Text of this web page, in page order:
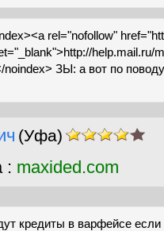
rel="nofollow"
help.mail.ru/
noindex> ЗЫ: а вот по
(Уфа)
: maxided.com
кредиты в варфейсе